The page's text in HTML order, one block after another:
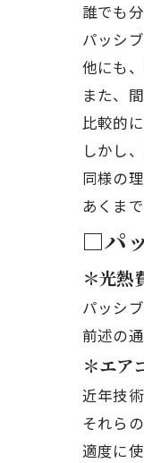
誰でも
パッシ
他にも
また、
比較的
しかし
同様の
あくま
□パ
＊光熱
パッシ
前述の
＊エア
近年技
それら
適度に